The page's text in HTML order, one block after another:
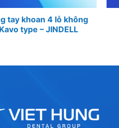
tay khoan 4 lỗ không
type – JINDELL